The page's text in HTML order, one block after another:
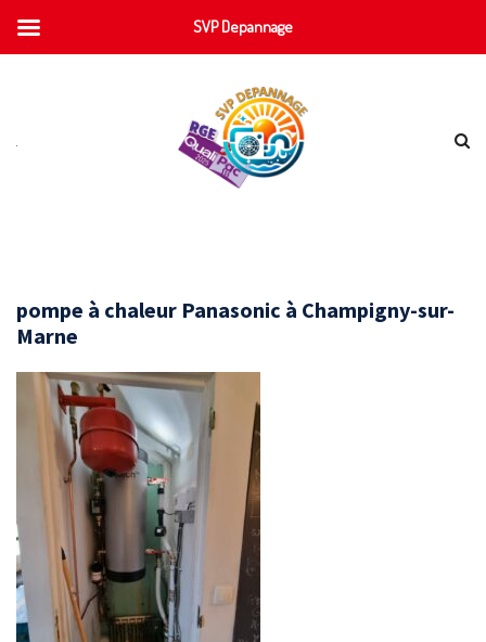
pompe à chaleur Panasonic à Champigny-sur-
Marne
SVP Depannage